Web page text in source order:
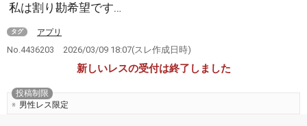
私は割り勘希望です…
タグ アプリ
No.4436203 2026/03/09 18:07(スレ作成日時)
新しいレスの受付は終了しました
投稿制限
男性レス限定